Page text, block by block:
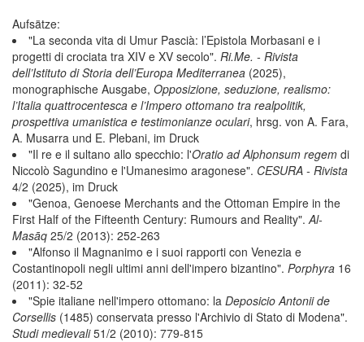
Aufsätze:
"La seconda vita di Umur Pascià: l’Epistola Morbasani e i
progetti di crociata tra XIV e XV secolo". Ri.Me. - Rivista
dell’Istituto di Storia dell’Europa Mediterranea (2025),
monographische Ausgabe, Opposizione, seduzione, realismo:
l’Italia quattrocentesca e l’Impero ottomano tra realpolitik,
prospettiva umanistica e testimonianze oculari, hrsg. von A. Fara,
A. Musarra und E. Plebani, im Druck
"Il re e il sultano allo specchio: l'Oratio ad Alphonsum regem di
Niccolò Sagundino e l'Umanesimo aragonese". CESURA - Rivista
4/2 (2025), im Druck
"Genoa, Genoese Merchants and the Ottoman Empire in the
First Half of the Fifteenth Century: Rumours and Reality". Al-
Masāq 25/2 (2013): 252-263
"Alfonso il Magnanimo e i suoi rapporti con Venezia e
Costantinopoli negli ultimi anni dell'impero bizantino". Porphyra 16
(2011): 32-52
"Spie italiane nell'impero ottomano: la Deposicio Antonii de
Corsellis (1485) conservata presso l'Archivio di Stato di Modena".
Studi medievali51/2 (2010): 779-815